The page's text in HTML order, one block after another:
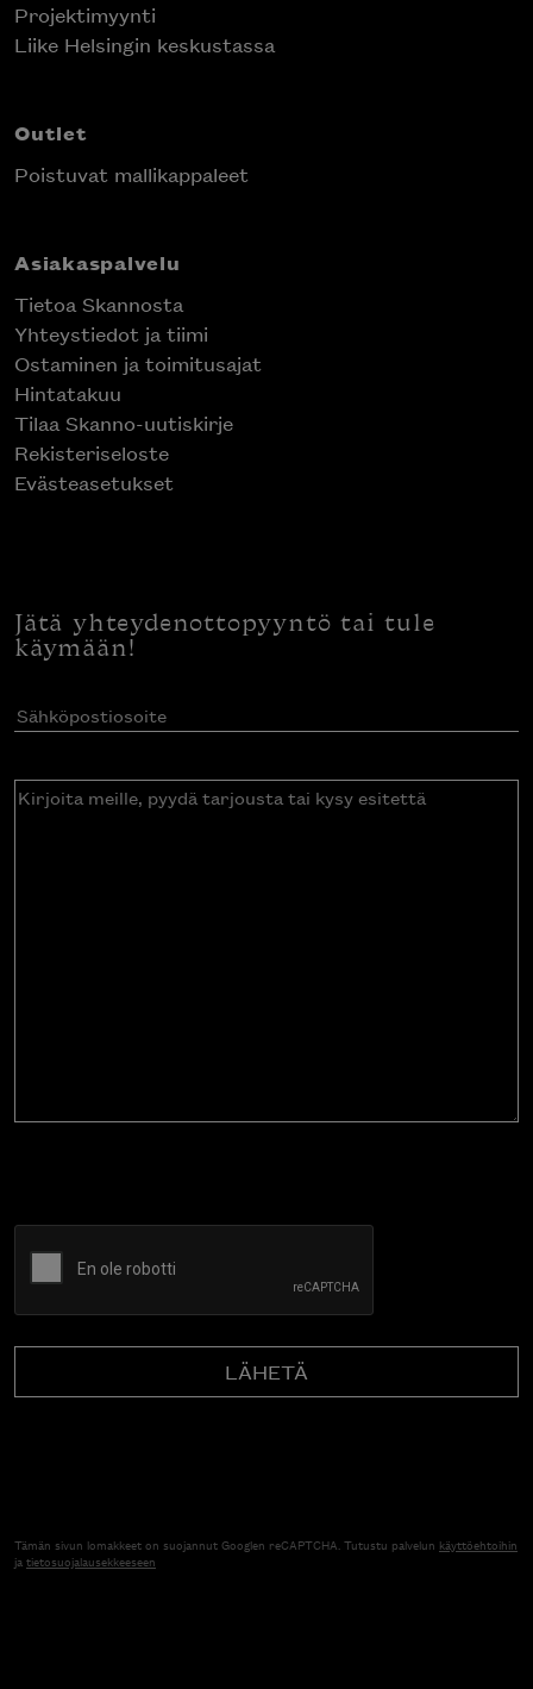
Projektimyynti
Liike Helsingin keskustassa
Outlet
Poistuvat mallikappaleet
Asiakaspalvelu
Tietoa Skannosta
Yhteystiedot ja tiimi
Ostaminen ja toimitusajat
Hintatakuu
Tilaa Skanno-uutiskirje
Rekisteriseloste
Evästeasetukset
Jätä yhteydenottopyyntö tai tule
käymään!
Sähköpostiosoite(Pakollinen)
Kirjoita
Tämän sivun lomakkeet on suojannut Googlen reCAPTCHA. Tutustu palvelun käyttöehtoihin
jatietosuojalausekkeeseen